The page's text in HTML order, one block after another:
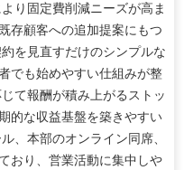
り固定費削減ニーズが高ま
存顧客への追加提案にもつ
を見直すだけのシンプルな
でも始めやすい仕組みが整
て報酬が積み上がるストッ
的な収益基盤を築きやすい
、本部のオンライン同席、
おり、営業活動に集中しや